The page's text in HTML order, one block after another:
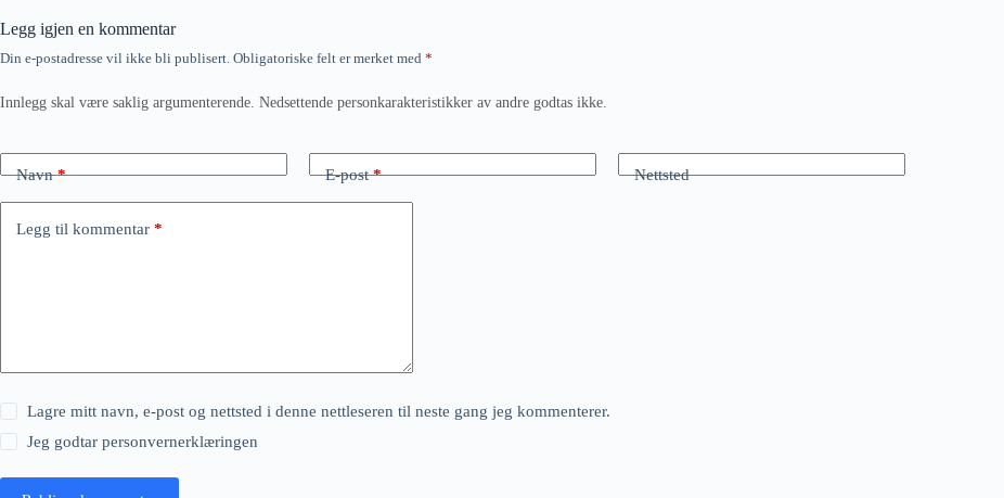
Legg igjen en kommentar
Din e-postadresse vil ikke bli publisert. Obligatoriske felt er merket med *
Innlegg skal være saklig argumenterende. Nedsettende personkarakteristikker av andre godtas ikke.
Navn* E-post* Nettsted
Legg til kommentar *
Lagre mitt navn, e-post og nettsted i denne nettleseren til neste gang jeg kommenterer.
Jeg godtarpersonvernerklæringen